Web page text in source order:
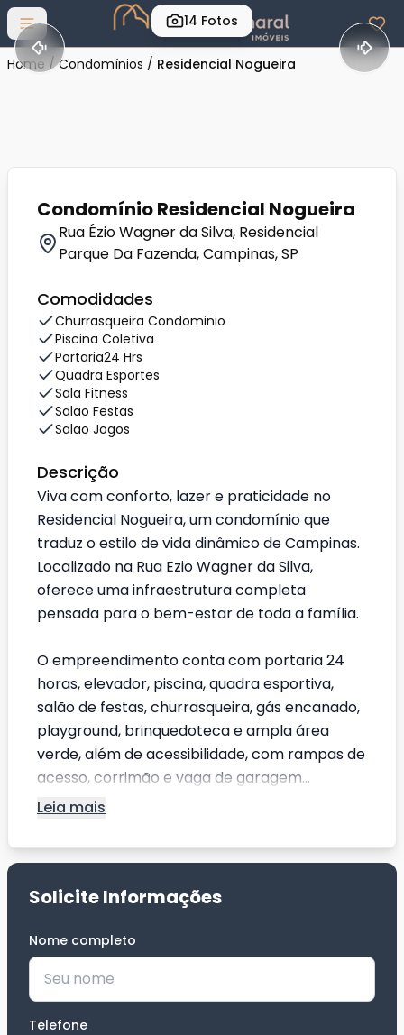
Abrir menu
14 Fotos
Home / Condomínios / Residencial Nogueira
Condomínio Residencial Nogueira
Rua Ézio Wagner da Silva, Residencial
Parque Da Fazenda, Campinas, SP
Comodidades
Churrasqueira Condominio
Piscina Coletiva
Portaria24 Hrs
Quadra Esportes
Sala Fitness
Salao Festas
Salao Jogos
Descrição
Viva com conforto, lazer e praticidade no
Residencial Nogueira, um condomínio que
traduz o estilo de vida dinâmico de Campinas.
Localizado na Rua Ezio Wagner da Silva,
oferece uma infraestrutura completa
pensada para o bem-estar de toda a família.
O empreendimento conta com portaria 24
horas, elevador, piscina, quadra esportiva,
salão de festas, churrasqueira, gás encanado,
playground, brinquedoteca e ampla área
verde, além de acessibilidade, com rampas de
acesso, corrimão e vaga de garagem...
Leia mais
Solicite Informações
Nome completo
Telefone